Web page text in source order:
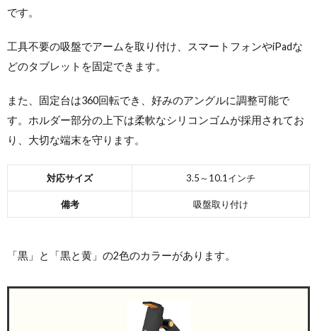
です。
工具不要の吸盤でアームを取り付け、スマートフォンやiPadな
どのタブレットを固定できます。
また、固定台は360回転でき、好みのアングルに調整可能で
す。ホルダー部分の上下は柔軟なシリコンゴムが採用されてお
り、大切な端末を守ります。
対応サイズ 3.5～10.1インチ
備考 吸盤取り付け
「黒」と「黒と黄」の2色のカラーがあります。